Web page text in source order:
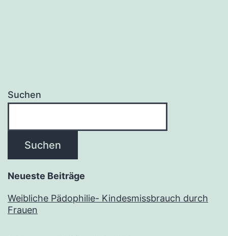
Suchen
Suchen
Neueste Beiträge
Weibliche Pädophilie- Kindesmissbrauch durch
Frauen